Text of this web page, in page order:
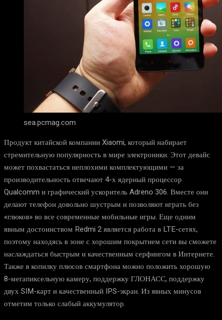
sea.pcmag.com
Продукт китайской компании Xiaomi, который набирает
стремительную популярность в мире электроники. Этот девайс
может похвастаться неплохими комплектующими — за
производительность отвечают 4-х ядерный процессор
Qualcomm и графический ускоритель Adreno 306. Вместе они
делают телефон довольно шустрым и позволяют играть без
«глюков» во все современные мобильные игры. Еще одним
явным достоинством Redmi 2 является работа в LTE-сетях,
поэтому находясь в зоне с хорошим покрытием сети вы сможете
наслаждаться быстрым и качественным серфингом в Интернете.
Также в копилку плюсов смартфона можно положить хорошую
8-мегапиксельную камеру, поддержку ГЛОНАСС, поддержку
двух SIM-карт и качественный IPS-экран. Из явных минусов
отметим только слабый аккумулятор.